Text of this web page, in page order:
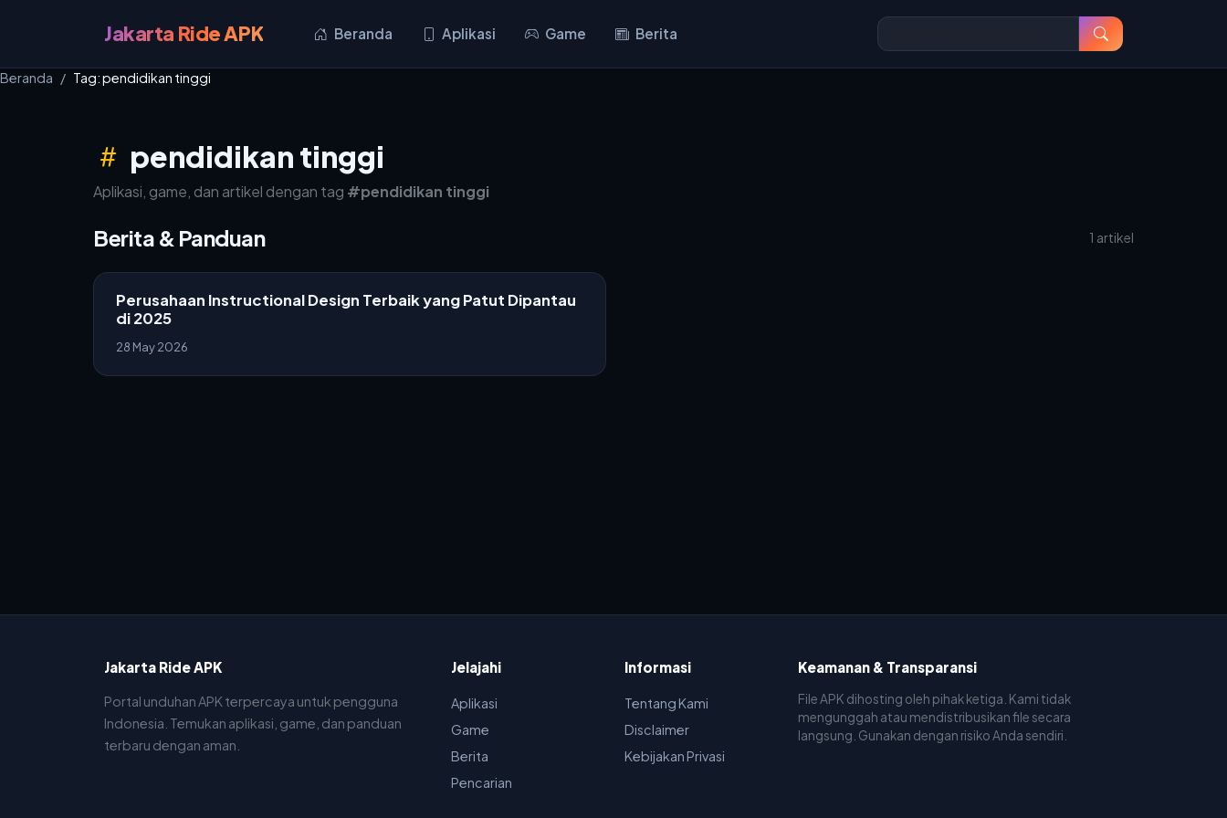
Jakarta Ride APK Beranda Aplikasi Game Berita
Beranda Tag: pendidikan tinggi
pendidikan tinggi
Aplikasi, game, dan artikel dengan tag #pendidikan tinggi
Berita & Panduan 1 artikel
Perusahaan Instructional Design Terbaik yang Patut Dipantau
di 2025
28 May 2026
Jakarta Ride APK
Portal unduhan APK terpercaya untuk pengguna
Indonesia. Temukan aplikasi, game, dan panduan
terbaru dengan aman.
Jelajahi
Aplikasi
Game
Berita
Pencarian
Informasi
Tentang Kami
Disclaimer
Kebijakan Privasi
Keamanan & Transparansi
File APK dihosting oleh pihak ketiga. Kami tidak
mengunggah atau mendistribusikan file secara
langsung. Gunakan dengan risiko Anda sendiri.